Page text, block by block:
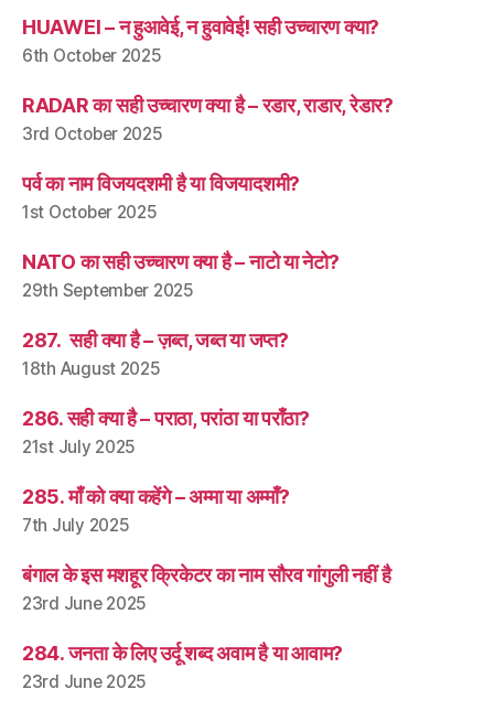
HUAWEI – न हुआवेई, न हुवावेई! सही उच्चारण क्या?
6th October 2025
RADAR का सही उच्चारण क्या है – रडार, राडार, रेडार?
3rd October 2025
पर्व का नाम विजयदशमी है या विजयादशमी?
1st October 2025
NATO का सही उच्चारण क्या है – नाटो या नेटो?
29th September 2025
287. सही क्या है – ज़ब्त, जब्त या जप्त?
18th August 2025
286. सही क्या है – पराठा, परांठा या पराँठा?
21st July 2025
285. माँ को क्या कहेंगे – अम्मा या अम्माँ?
7th July 2025
बंगाल के इस मशहूर क्रिकेटर का नाम सौरव गांगुली नहीं है
23rd June 2025
284. जनता के लिए उर्दू शब्द अवाम है या आवाम?
23rd June 2025